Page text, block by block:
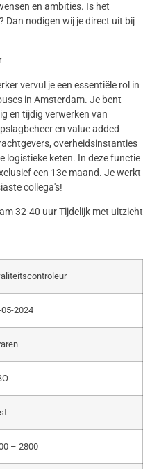
en ambities. Is het
Dan nodigen wij je direct uit bij
vervul je een essentiële rol in
in Amsterdam. Je bent
en tijdig verwerken van
en value added
overheidsinstanties
logistieke keten. In deze functie
een 13e maand. Je werkt
collega's!
32-40 uur Tijdelijk met uitzicht
2024
– 2800